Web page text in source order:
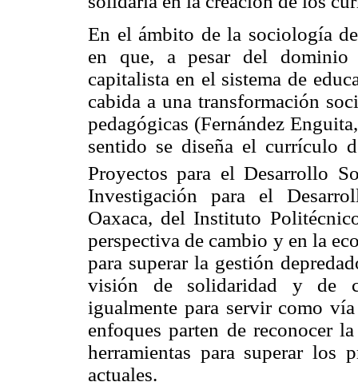
En el ámbito de la sociología
en que, a pesar del dominio
capitalista en el sistema de
cabida a una transformación
pedagógicas (Fernández
sentido se diseña el currículo
Proyectos para el Desarrollo
Investigación para el
Oaxaca, del Instituto
perspectiva de cambio y en la
para superar la gestión
visión de solidaridad y de
igualmente para servir como
enfoques parten de reconocer
herramientas para superar los
actuales.